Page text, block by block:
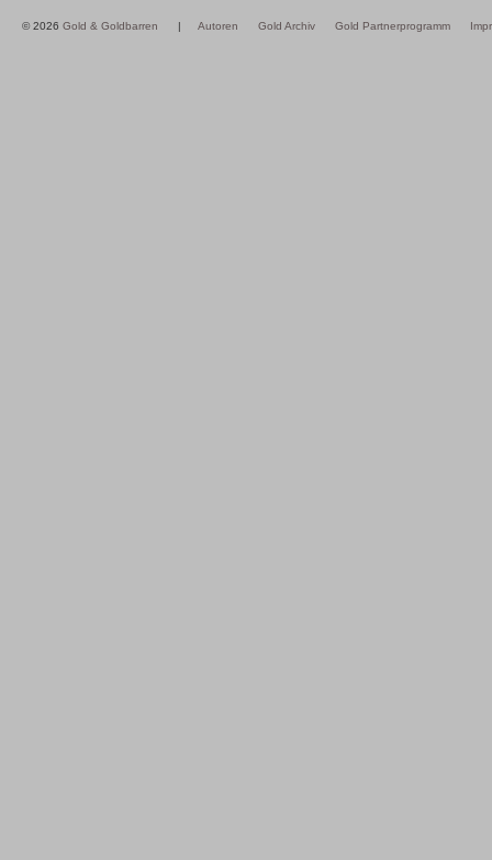
© 2026 Gold & Goldbarren | Autoren Gold Archiv Gold Partnerprogramm